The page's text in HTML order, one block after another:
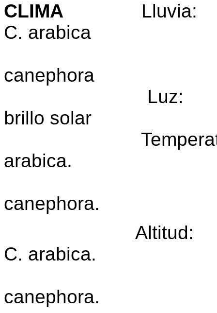
CLIMA
Lluvia:
C. arabica
canephora
Luz:
brillo solar
Temperatura:
arabica.
canephora.
Altitud: 1.300
C. arabica.
canephora.